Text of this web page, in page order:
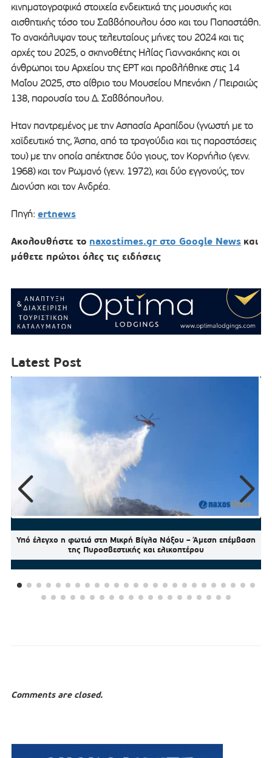
κινηματογραφικά στοιχεία ενδεικτικά της μουσικής και
αισθητικής τόσο του Σαββόπουλου όσο και του Παπαστάθη.
Το ανακάλυψαν τους τελευταίους μήνες του 2024 και τις
αρχές του 2025, ο σκηνοθέτης Ηλίας Γιαννακάκης και οι
άνθρωποι του Αρχείου της ΕΡΤ και προβλήθηκε στις 14
Μαΐου 2025, στο αίθριο του Μουσείου Μπενάκη / Πειραιώς
138, παρουσία του Δ. Σαββόπουλου.
Ήταν παντρεμένος με την Ασπασία Αραπίδoυ (γνωστή με το
χαϊδευτικό της, Άσπα, από τα τραγούδια και τις παραστάσεις
του) με την οποία απέκτησε δύο γιους, τoν Κoρνήλιo (γενν.
1968) και τoν Ρωμανό (γενν. 1972), και δύο εγγονούς, τον
Διονύση και τον Ανδρέα.
Πηγή: ertnews
Ακολουθήστε το naxostimes.gr στο Google News και
μάθετε πρώτοι όλες τις ειδήσεις
Latest Post
Υπό έλεγχο η φωτιά στη Μικρή Βίγλα Νάξου – Άμεση επέμβαση
της Πυροσβεστικής και ελικοπτέρου
Comments are closed.